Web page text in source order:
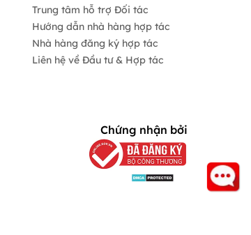
Trung tâm hỗ trợ Đối tác
Hướng dẫn nhà hàng hợp tác
Nhà hàng đăng ký hợp tác
Liên hệ về Đầu tư & Hợp tác
Chứng nhận bởi